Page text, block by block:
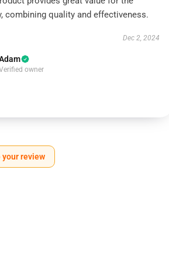
combining quality and effectiveness.
Dec 2, 2024
owner
your review